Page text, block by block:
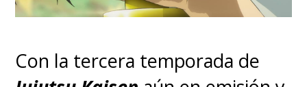
Con la tercera temporada de